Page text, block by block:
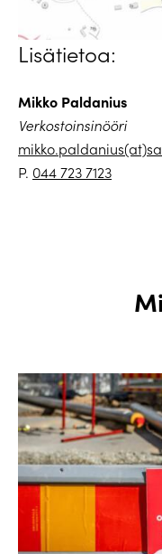
Lisätietoa:
Mikko Paldanius
Verkostoinsinööri
P. 044 723 7123